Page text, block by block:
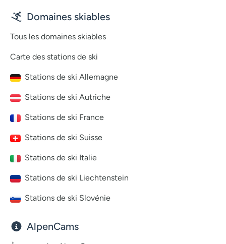
Domaines skiables
Tous les domaines skiables
Carte des stations de ski
Stations de ski Allemagne
Stations de ski Autriche
Stations de ski France
Stations de ski Suisse
Stations de ski Italie
Stations de ski Liechtenstein
Stations de ski Slovénie
AlpenCams